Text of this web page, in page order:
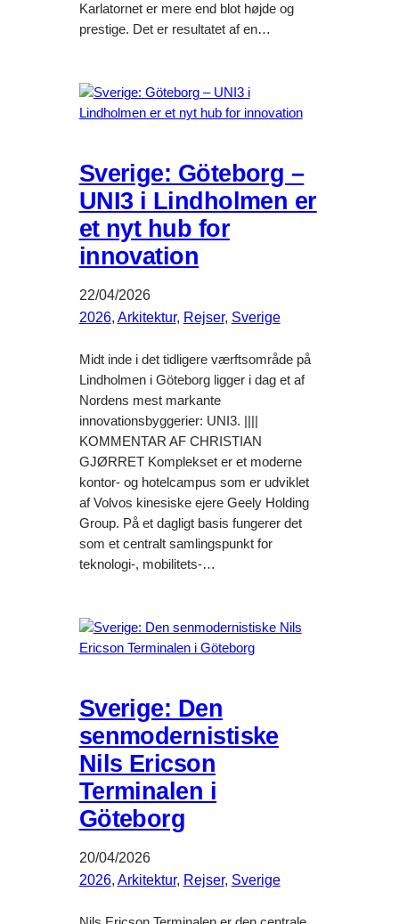
Karlatornet er mere end blot højde og
prestige. Det er resultatet af en…
Sverige: Göteborg –
UNI3 i Lindholmen er
et nyt hub for
innovation
22/04/2026
2026, Arkitektur, Rejser, Sverige
Midt inde i det tidligere værftsområde på
Lindholmen i Göteborg ligger i dag et af
Nordens mest markante
innovationsbyggerier: UNI3. ||||
KOMMENTAR AF CHRISTIAN
GJØRRET Komplekset er et moderne
kontor- og hotelcampus som er udviklet
af Volvos kinesiske ejere Geely Holding
Group. På et dagligt basis fungerer det
som et centralt samlingspunkt for
teknologi-, mobilitets-…
Sverige: Den
senmodernistiske
Nils Ericson
Terminalen i
Göteborg
20/04/2026
2026, Arkitektur, Rejser, Sverige